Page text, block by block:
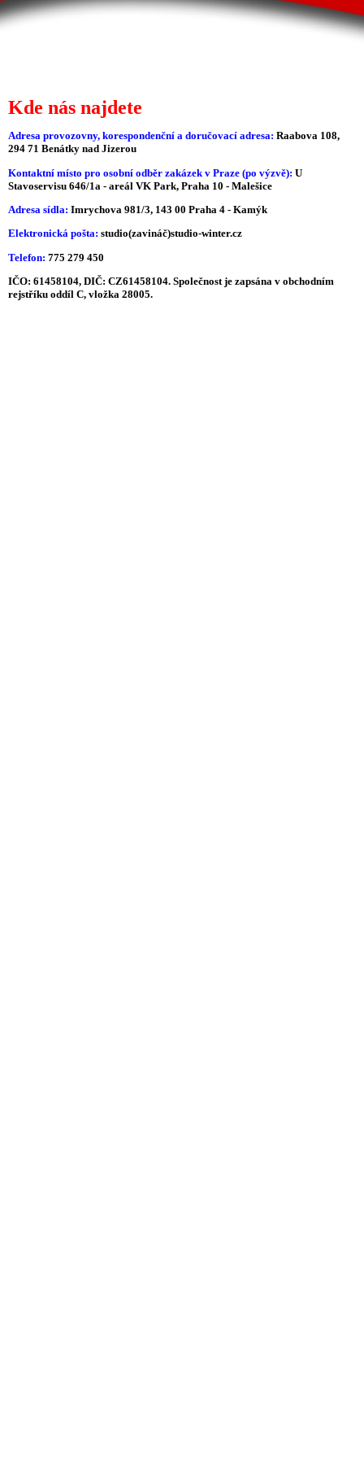
Kde nás najdete
Adresa provozovny, korespondenční a doručovací adresa: Raabova 108,
294 71 Benátky nad Jizerou
Kontaktní místo pro osobní odběr zakázek v Praze (po výzvě): U
Stavoservisu 646/1a - areál VK Park, Praha 10 - Malešice
Adresa sídla: Imrychova 981/3, 143 00 Praha 4 - Kamýk
Elektronická pošta: studio(zavináč)studio-winter.cz
Telefon: 775 279 450
IČO: 61458104, DIČ: CZ61458104. Společnost je zapsána v obchodním
rejstříku oddíl C, vložka 28005.